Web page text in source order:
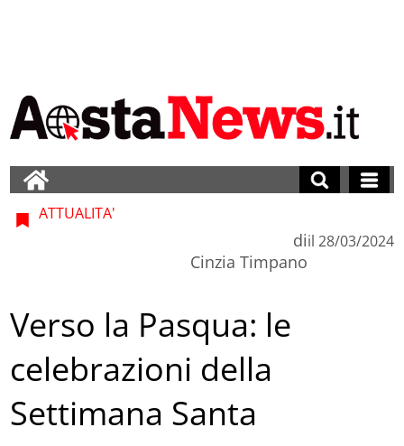
ATTUALITA'
di
Cinzia Timpano
il 28/03/2024
Verso la Pasqua: le
celebrazioni della
Settimana Santa